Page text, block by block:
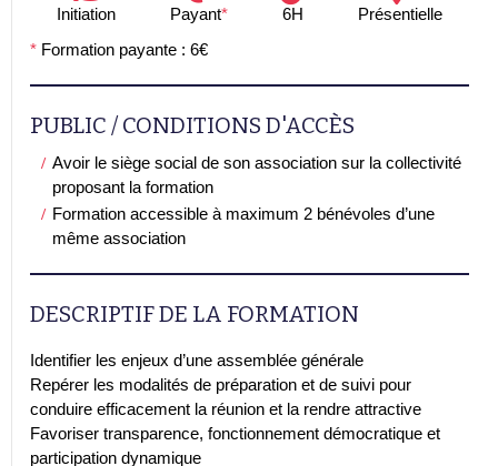
Initiation Payant* 6H
Présentielle
* Formation payante : 6€
PUBLIC / CONDITIONS D'ACCÈS
Avoir le siège social de son association sur la collectivité
proposant la formation
Formation accessible à maximum 2 bénévoles d’une
même association
DESCRIPTIF DE LA FORMATION
Identifier les enjeux d’une assemblée générale
Repérer les modalités de préparation et de suivi pour
conduire efficacement la réunion et la rendre attractive
Favoriser transparence, fonctionnement démocratique et
participation dynamique